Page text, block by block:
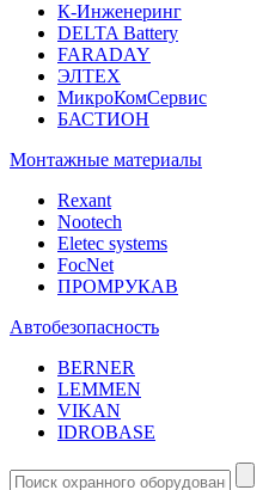
К-Инженеринг
DELTA Battery
FARADAY
ЭЛТЕХ
МикроКомСервис
БАСТИОН
Монтажные материалы
Rexant
Nootech
Eletec systems
FocNet
ПРОМРУКАВ
Автобезопасность
BERNER
LEMMEN
VIKAN
IDROBASE